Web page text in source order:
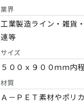
業界
工業製造ライン・雑貨
連等
サイズ
５００ｘ９００ｍｍ内
材質
Ａ－ＰＥＴ素材やポリ